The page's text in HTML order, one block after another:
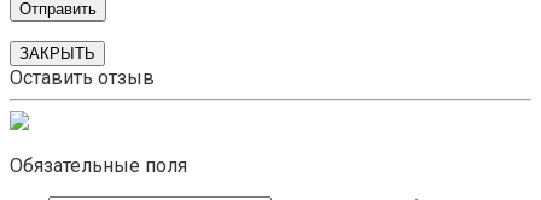
ЗАКРЫТЬ
Оставить отзыв
Обязательные поля